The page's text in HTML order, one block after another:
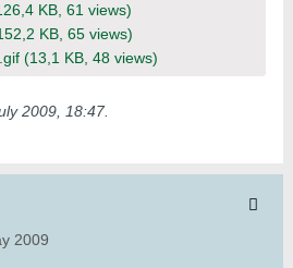
KB, 61 views)
KB, 65 views)
(13,1 KB, 48 views)
2009, 18:47.
2009